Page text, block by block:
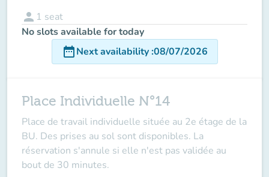
person 1 seat
No slots available for today
date_rangeNext availability:08/07/2026
Place Individuelle N°14
Place de travail individuelle située au 2e étage de la
BU. Des prises au sol sont disponibles. La
réservation s'annule si elle n'est pas validée au
bout de 30 minutes.